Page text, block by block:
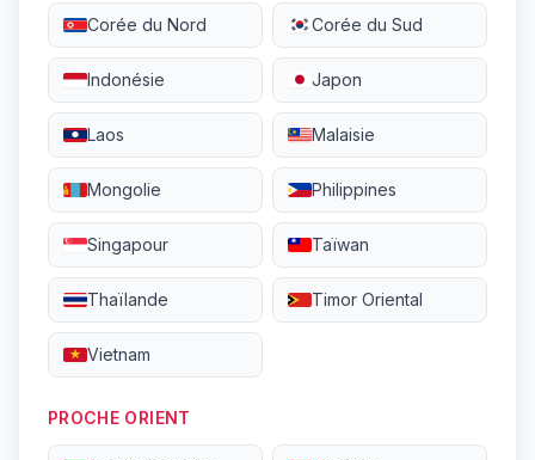
Corée du Nord Corée du Sud
Indonésie Japon
Laos Malaisie
Mongolie Philippines
Singapour Taïwan
Thaïlande Timor Oriental
Vietnam
PROCHE ORIENT